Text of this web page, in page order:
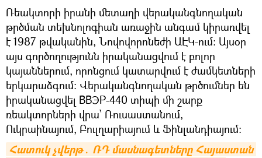
Ռեակտորի իրանի մետաղի վերականգնողական
թրծման տեխնոլոգիան առաջին անգամ կիրառվել
է 1987 թվականին, Նովովորոնեժի ԱԷԿ-ում։ Այսօր
այս գործողությունն իրականացվում է բոլոր
կայաններում, որոնցում կատարվում է ժամկետների
երկարաձգում։ Վերականգնողական թրծումներ են
իրականացվել ВВЭР-440 տիպի մի շարք
ռեակտորների վրա՝ Ռուսաստանում,
Ուկրաինայում, Բուլղարիայում և Ֆինլանդիայում։
Հատուկ չվերթ․ ՌԴ մասնագետները Հայաստան